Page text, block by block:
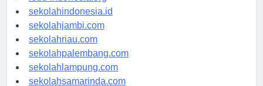
rsud-indonesia.org
sekolahindonesia.id
sekolahjambi.com
sekolahriau.com
sekolahpalembang.com
sekolahlampung.com